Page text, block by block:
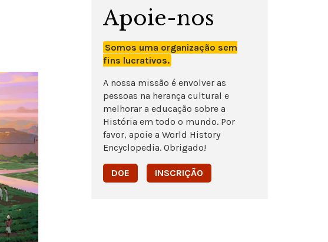
Apoie-nos
Somos uma organização sem
fins lucrativos.
A nossa missão é envolver as
pessoas na herança cultural e
melhorar a educação sobre a
História em todo o mundo. Por
favor, apoie a World History
Encyclopedia. Obrigado!
DOE INSCRIÇÃO